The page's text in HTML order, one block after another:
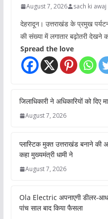
August 7, 2026 sach ki awaj
देहरादून। उत्तराखंड के प्रमुख
की संख्या में लगातार बढ़ोतरी देखने
Spread the love
जिलाधिकारी ने अधिकारियों को
August 7, 2026
प्लास्टिक मुक्त उत्तराखंड बनाने की
कहा मुख्यमंत्री धामी ने
August 7, 2026
Ola Electric अपनाएगी डीलर-
पांच साल बाद किया फैसला